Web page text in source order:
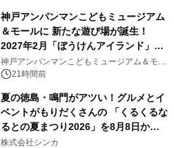
神戸アンパンマンこどもミュージアム
＆モールに 新たな遊び場が誕生！
2027年2月「ぼうけんアイランド」が
オープン
神戸アンパンマンこどもミュージアム＆モー
ル 21時間前
夏の徳島・鳴門がアツい！グルメとイ
ベントがもりだくさんの 「くるくるな
るとの夏まつり2026」を8月8日から9
日間開催 ～夏限定メニューや大抽選
株式会社シンカ